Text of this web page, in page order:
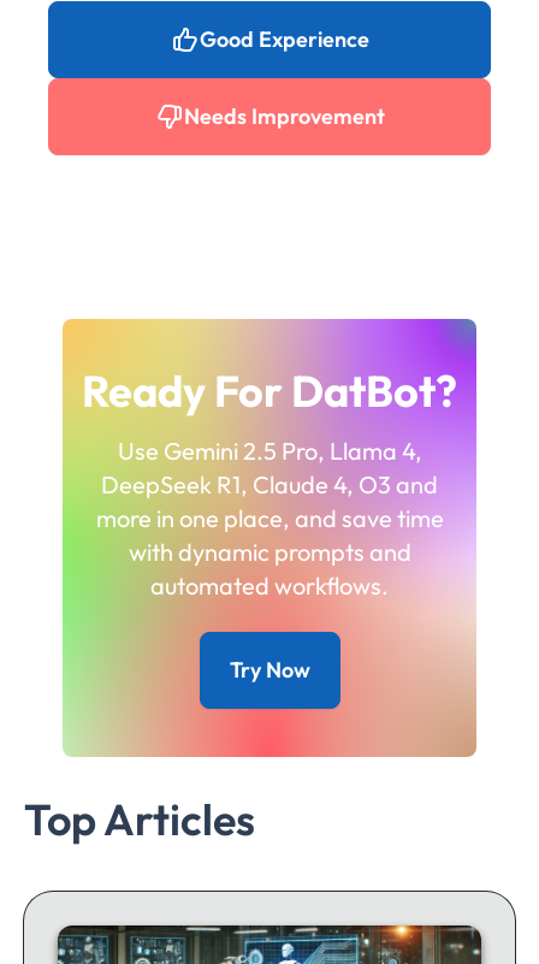
Good Experience
Needs Improvement
Ready For DatBot?
Use Gemini 2.5 Pro, Llama 4,
DeepSeek R1, Claude 4, O3 and
more in one place, and save time
with dynamic prompts and
automated workflows.
Try Now
Top Articles